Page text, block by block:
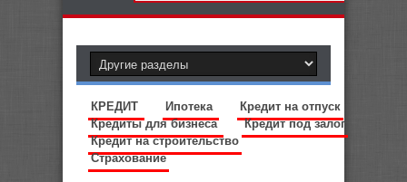
КРЕДИТ Ипотека
Кредит на отпуск
Кредиты для бизнеса
Кредит под залог
Кредит на строительство
Страхование